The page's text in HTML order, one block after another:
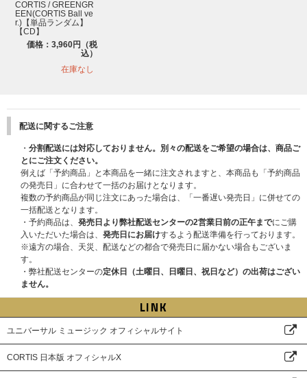
- Mini CD-R sleeve (1種)
CORTIS / GREENGR
EEN(CORTIS Ball ve
r.)【単品ランダム】
【CD】
価格：3,960円（税
込）
在庫なし
配送に関するご注意
・ 分割配送には対応しておりません。別々の配送をご希望の場合は、商品ご
とにご注文ください。
例えば「予約商品」と本商品を一緒に注文されますと、本商品も「予約商品
の発売日」に合わせて一括のお届けとなります。
複数の予約商品が同じ注文にあった場合は、「一番遅い発売日」に併せての
一括配送となります。
・予約商品は、 発売日より弊社配送センターの2営業日前の正午までにご購
入いただいた場合は、 発売日にお届けするよう配送準備を行っております。
※遠方の場合、天災、配送などの都合で発売日に届かない場合もございま
す。
・弊社配送センターの定休日（土曜日、日曜日、祝日など）の出荷はござい
ません。
LINK
ユニバーサル ミュージック オフィシャルサイト
CORTIS 日本版 オフィシャルX